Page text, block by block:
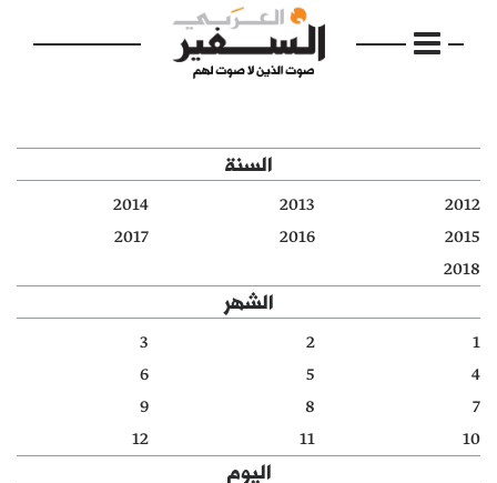
الرئيسية
مواضيع
دفاتر
السنة
2012
2013
2014
2015
2016
2017
2018
الشهر
1
2
3
4
5
6
7
8
9
10
11
12
اليوم